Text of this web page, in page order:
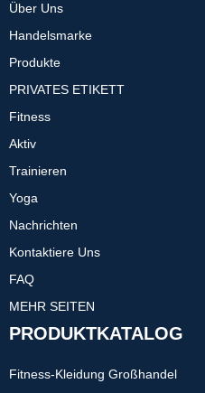
Über Uns
Handelsmarke
Produkte
PRIVATES ETIKETT
Fitness
Aktiv
Trainieren
Yoga
Nachrichten
Kontaktiere Uns
FAQ
MEHR SEITEN
PRODUKTKATALOG
Fitness-Kleidung Großhandel